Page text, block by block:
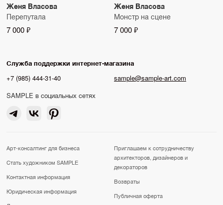
Женя Власова
Перепутала
7 000 ₽
Женя Власова
Монстр на сцене
7 000 ₽
Служба поддержки интернет-магазина
+7 (985) 444-31-40
sample@sample-art.com
SAMPLE в социальных сетях
Арт-консалтинг для бизнеса
Стать художником SAMPLE
Контактная информация
Юридическая информация
Приглашаем к сотрудничеству
архитекторов, дизайнеров и
декораторов
Возвраты
Публичная оферта